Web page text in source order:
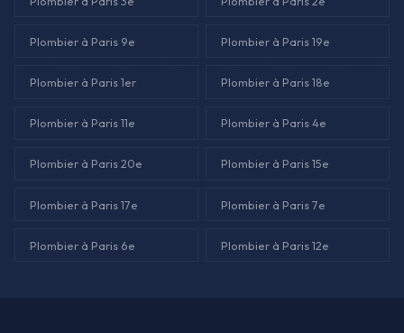
Plombier à Paris 9e Plombier à Paris 19e
Plombier à Paris 1er Plombier à Paris 18e
Plombier à Paris 11e Plombier à Paris 4e
Plombier à Paris 20e Plombier à Paris 15e
Plombier à Paris 17e Plombier à Paris 7e
Plombier à Paris 6e Plombier à Paris 12e